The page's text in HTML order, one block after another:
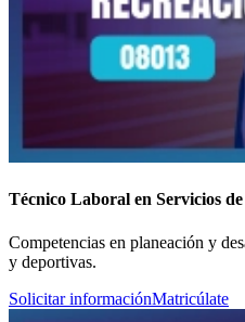
Técnico Laboral en Servicios
Competencias en planeación y
y deportivas.
Solicitar informaciónMatricúlate